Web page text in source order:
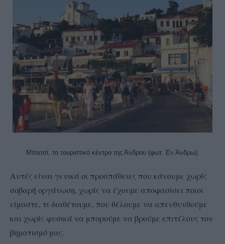
Μπατσί, το τουριστικό κέντρο της Άνδρου (φωτ. Εν Άνδρω).
Αυτές είναι γενικά οι προσπάθειες που κάνουμε χωρίς
σοβαρή οργάνωση, χωρίς να έχουμε αποφασίσει ποιοι
είμαστε, τι διαθέτουμε, που θέλουμε να απευθυνθούμε
και χωρίς φυσικά να μπορούμε να βρούμε επιτέλους τον
βηματισμό μας.